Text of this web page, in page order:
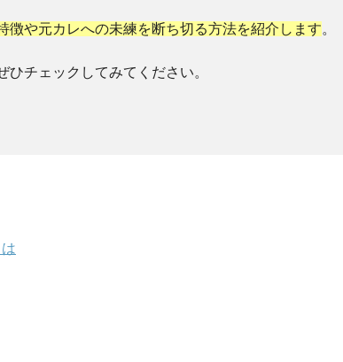
徴や元カレへの未練を断ち切る方法を紹介します。
チェックしてみてください。